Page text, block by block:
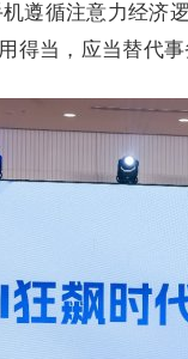
遵循注意力经济
得当，应当替代